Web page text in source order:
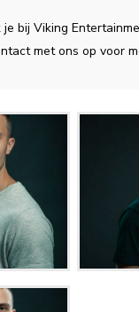
bij Viking
met ons op voor